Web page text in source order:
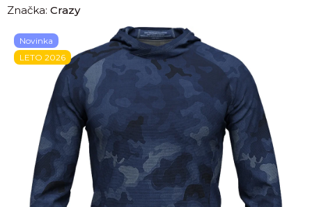
produktu
je
0,0
z
hviezdičiek.
Značka: Crazy
Novinka
LETO 2026